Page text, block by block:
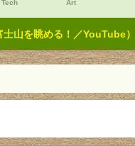
Tech Art
山を眺める！／YouTube）